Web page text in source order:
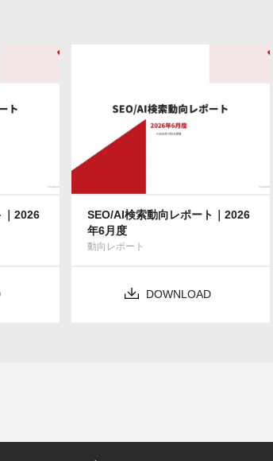
｜2026
SEO/AI検索動向レポート｜2026
年6月度
動向レポート
DOWNLOAD